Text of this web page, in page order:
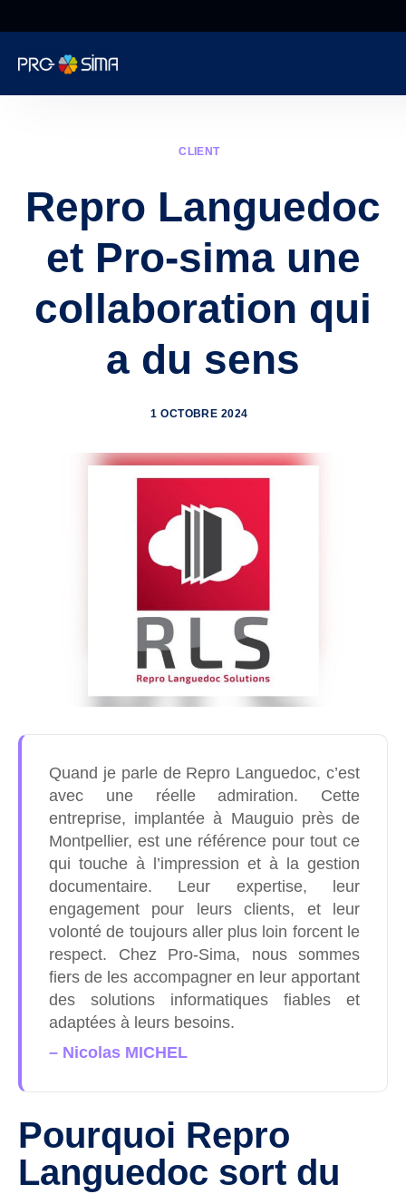
Téléphonie
Web
CLIENT
Repro Languedoc
et Pro-sima une
collaboration qui
a du sens
1 OCTOBRE 2024
Quand je parle de Repro Languedoc, c’est
avec une réelle admiration. Cette
entreprise, implantée à Mauguio près de
Montpellier, est une référence pour tout ce
qui touche à l’impression et à la gestion
documentaire. Leur expertise, leur
engagement pour leurs clients, et leur
volonté de toujours aller plus loin forcent le
respect. Chez Pro-Sima, nous sommes
fiers de les accompagner en leur apportant
des solutions informatiques fiables et
adaptées à leurs besoins.
– Nicolas MICHEL
Pourquoi Repro
Languedoc sort du